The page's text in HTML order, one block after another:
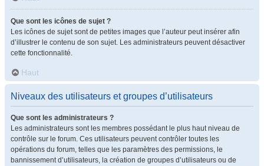
Que sont les icônes de sujet ?
Les icônes de sujet sont de petites images que l’auteur peut insérer afin
d’illustrer le contenu de son sujet. Les administrateurs peuvent désactiver
cette fonctionnalité.
Haut
Niveaux des utilisateurs et groupes d’utilisateurs
Que sont les administrateurs ?
Les administrateurs sont les membres possédant le plus haut niveau de
contrôle sur le forum. Ces utilisateurs peuvent contrôler toutes les
opérations du forum, telles que les paramètres des permissions, le
bannissement d’utilisateurs, la création de groupes d’utilisateurs ou de